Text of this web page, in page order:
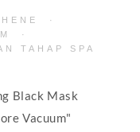
·
·
TAHAP SPA
Black Mask
Vacuum"